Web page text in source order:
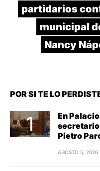
partidarios
municipal
Nancy
POR SI TE LO
En
secretario
Pietro
AGOSTO 5, 2026